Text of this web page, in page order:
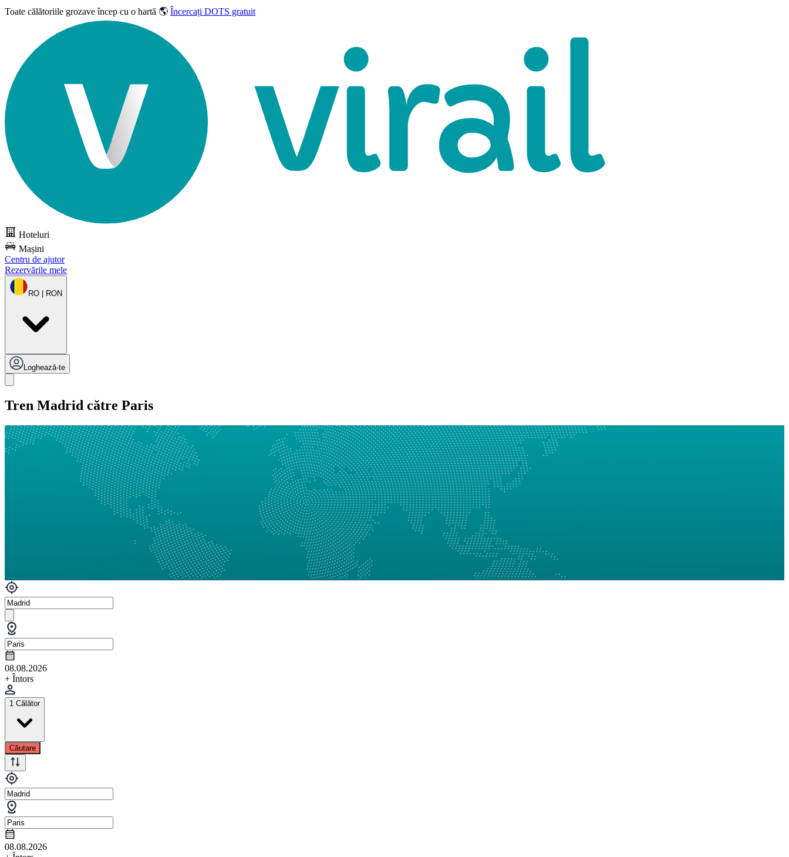
Toate călătoriile grozaveîncep cu o hartă 🌎 Încercați DOTS gratuit
Hoteluri
Mașini
Centru de ajutor
Rezervările mele
RO | RON
Loghează-te
Tren Madrid către Paris
08.08.2026
+ Întors
1 Călător
Căutare
08.08.2026